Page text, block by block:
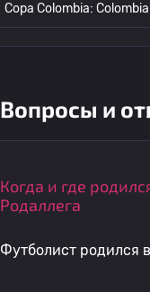
Copa Colombia: Colombia
Вопросы и
Когда и где
Родаллега
Футболист родился